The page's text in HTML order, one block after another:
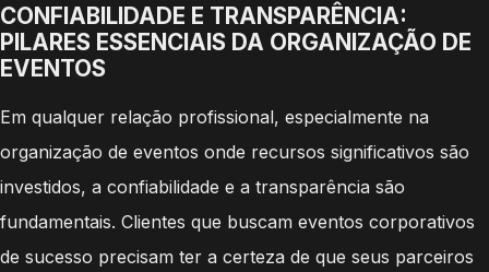
CONFIABILIDADE E TRANSPARÊNCIA:
PILARES ESSENCIAIS DA ORGANIZAÇÃO DE
EVENTOS
Em qualquer relação profissional, especialmente na
organização de eventos onde recursos significativos são
investidos, a confiabilidade e a transparência são
fundamentais. Clientes que buscam eventos corporativos
de sucesso precisam ter a certeza de que seus parceiros